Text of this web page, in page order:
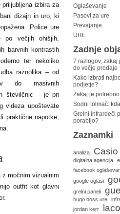
izbira za
dizajn in uro, ki
Police ure
po večjih ohišjih,
barvnih kontrastih
ter nekoliko
raznolika – od
do masivnih
številčnic – je pri
videza upoštevate
praktične napotke,
z močnim vizualnim
outfit kot glavni
Oglaševanje
Pasovi za ure
Prevajanje
URE
Zadnje
7 razlogov, zakaj
do večje prodaje
Kako izbrati
podjetje?
Zakaj je
Sodni tolmač:
Grelni infrardeči
porabijo?
Zaznamki
analiza Casio
digitalna agencija
facebook
google oglasi
grelni paneli
hugo boss ure
jordan kerr